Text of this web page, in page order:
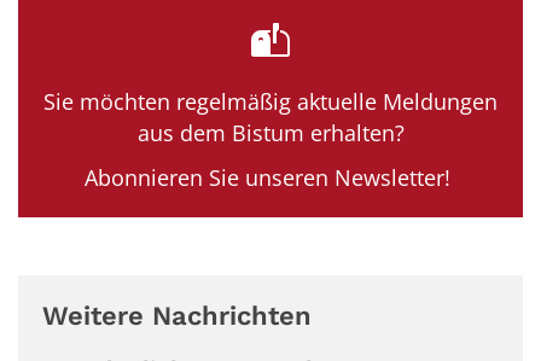
Sie möchten regelmäßig aktuelle Meldungen
aus dem Bistum erhalten?
Abonnieren Sie unseren Newsletter!
Weitere Nachrichten